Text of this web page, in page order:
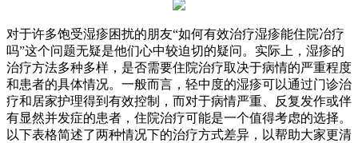
对于许多饱受湿疹困扰的朋友“如何有效治疗湿疹能住院冶疗
吗”这个问题无疑是他们心中较迫切的疑问。实际上，湿疹的
治疗方法多种多样，是否需要住院治疗取决于病情的严重程度
和患者的具体情况。一般而言，轻中度的湿疹可以通过门诊治
疗和居家护理得到有效控制，而对于病情严重、反复发作或伴
有显然并发症的患者，住院治疗可能是一个值得考虑的选择。
以下表格简述了两种情况下的治疗方式差异，以帮助大家更清